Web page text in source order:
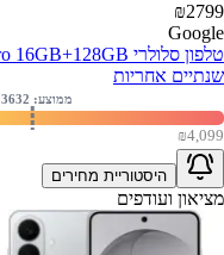
₪2799
Google
שנתיים אחריות
₪4,099
ממוצע: ₪ 3632
היסטוריית מחירים
מציאון ועודפים